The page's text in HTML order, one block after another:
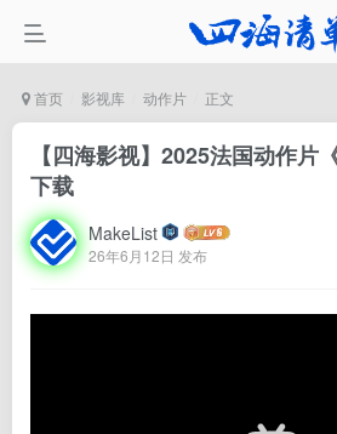
首页 影视库 动作片 正文
【四海影视】2025法国动作片
下载
MakeList
26年6月12日 发布